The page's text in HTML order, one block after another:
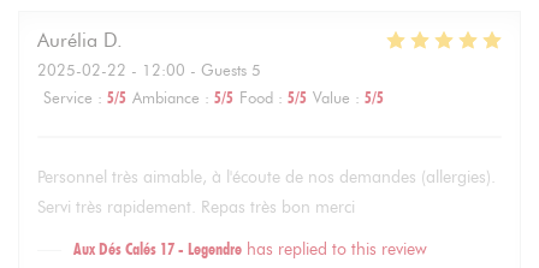
Aurélia D
2025-02-22 - 12:00 - Guests 5
Service : 5/5 Ambiance : 5/5 Food : 5/5 Value : 5/5
Personnel très aimable, à l'écoute de nos demandes (allergies).
Servi très rapidement. Repas très bon merci
Aux Dés Calés 17 - Legendre has replied to this review